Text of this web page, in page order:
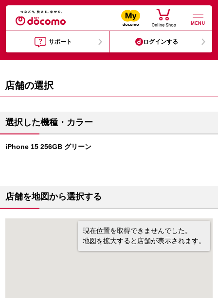
MENU
サポート ログインする
店舗の選択
選択した機種・カラー
iPhone 15 256GB グリーン
店舗を地図から選択する
現在位置を取得できませんでした。
地図を拡大すると店舗が表示されます。